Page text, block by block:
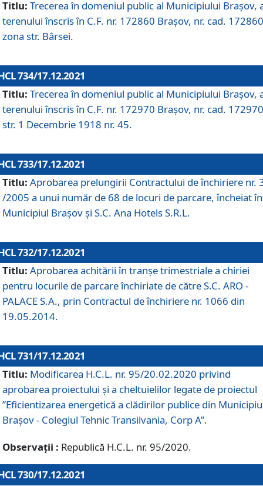
Titlu: Trecerea în domeniul public al Municipiului Braşov,
terenului înscris în C.F. nr. 172860 Brașov, nr. cad.
zona str. Bârsei.
734/17.12.2021
Titlu: Trecerea în domeniul public al Municipiului Braşov,
terenului înscris în C.F. nr. 172970 Brașov, nr. cad.
str. 1 Decembrie 1918 nr. 45.
733/17.12.2021
Titlu: Aprobarea prelungirii Contractului de închiriere nr.
/2005 a unui număr de 68 de locuri de parcare, încheiat
Municipiul Braşov şi S.C. Ana Hotels S.R.L.
732/17.12.2021
Titlu: Aprobarea achitării în tranșe trimestriale a chiriei
pentru locurile de parcare închiriate de către S.C. ARO -
PALACE S.A., prin Contractul de închiriere nr. 1066 din
19.05.2014.
731/17.12.2021
Titlu: Modificarea H.C.L. nr. 95/20.02.2020 privind
aprobarea proiectului și a cheltuielilor legate de proiectul
”Eficientizarea energetică a clădirilor publice din
Brașov - Colegiul Tehnic Transilvania, Corp A”.
Observații : Republică H.C.L. nr. 95/2020.
730/17.12.2021